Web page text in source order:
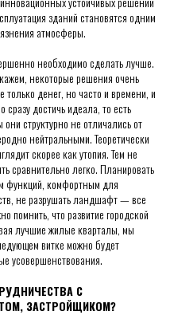
зданий становятся одним
атмосферы.
необходимо сделать лучше.
некоторые решения очень
только денег, но часто и времени, и
достичь идеала, то есть
структурно не отличались от
нейтральными. Теоретически
скорее как утопия. Тем не
сравнительно легко. Планировать
функций, комфортным для
не разрушать ландшафт — все
помнить, что развитие городской
лучшие жилые кварталы, мы
витке можно будет
усовершенствования.
С
ЗАСТРОЙЩИКОМ?